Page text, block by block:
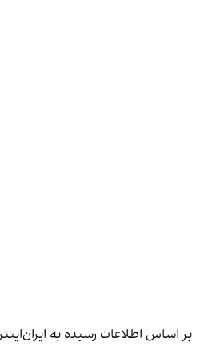
بر اساس اطلاعات رسیده به